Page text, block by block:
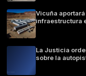
Vicuña
infraestructura
La Justicia
sobre la